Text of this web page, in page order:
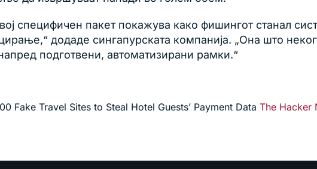
специфичен пакет покажува како фишингот станал
додаде сингапурската компанија. „Она што
подготвени, автоматизирани рамки.“
Fake Travel Sites to Steal Hotel Guests’ Payment Data The Hacker